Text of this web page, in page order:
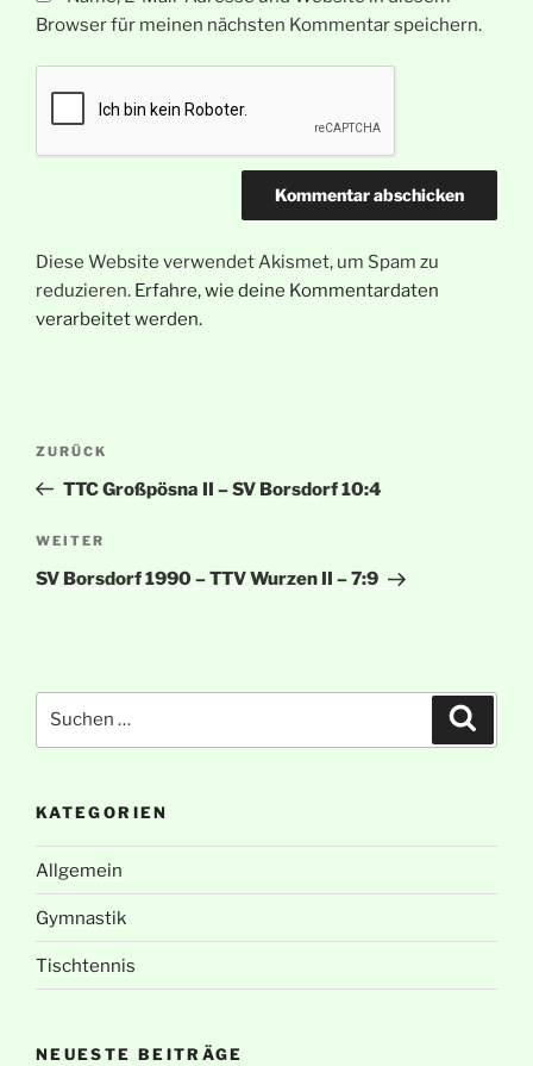
Browser für meinen nächsten Kommentar speichern.
Diese Website verwendet Akismet, um Spam zu
reduzieren. Erfahre, wie deine Kommentardaten
verarbeitet werden.
Beitragsnavigation
Vorheriger
Beitrag
ZURÜCK
TTC Großpösna II – SV Borsdorf 10:4
Nächster
Beitrag
WEITER
SV Borsdorf 1990 – TTV Wurzen II – 7:9
nach:
KATEGORIEN
Allgemein
Gymnastik
Tischtennis
NEUESTE BEITRÄGE